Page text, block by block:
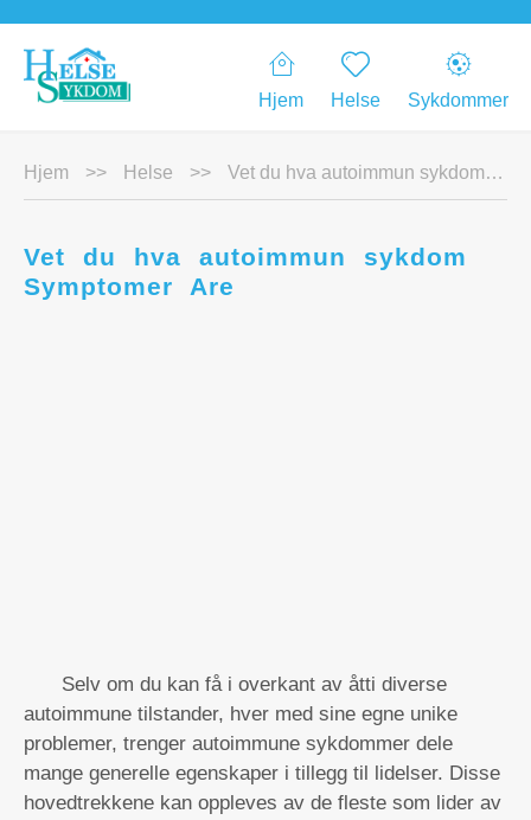
Hjem Helse Sykdommer
Hjem >> Helse >> Vet du hva autoimmun sykdom Symptomer Are
Vet du hva autoimmun sykdom
Symptomer Are
Selv om du kan få i overkant av åtti diverse
autoimmune tilstander, hver med sine egne unike
problemer, trenger autoimmune sykdommer dele
mange generelle egenskaper i tillegg til lidelser. Disse
hovedtrekkene kan oppleves av de fleste som lider av